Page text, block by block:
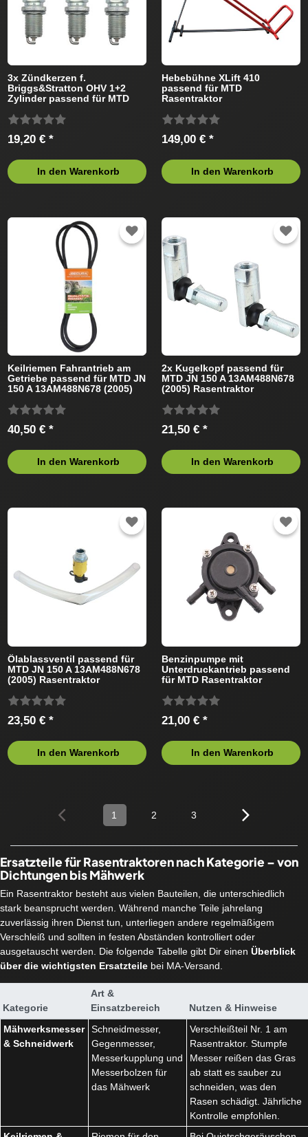
3x Zündkerzen f.
Briggs&Stratton OHV 1+2
Zylinder passend für MTD
19,20 € *
In den Warenkorb
Hebebühne XLift 410
passend für MTD
Rasentraktor
149,00 € *
In den Warenkorb
Keilriemen Fahrantrieb am
Getriebe passend für MTD JN
150 A 13AM488N678 (2005)
40,50 € *
In den Warenkorb
2x Kugelkopf passend für
MTD JN 150 A 13AM488N678
(2005) Rasentraktor
21,50 € *
In den Warenkorb
Ölablassventil passend für
MTD JN 150 A 13AM488N678
(2005) Rasentraktor
23,50 € *
In den Warenkorb
Benzinpumpe mit
Unterdruckantrieb passend
für MTD Rasentraktor
21,00 € *
In den Warenkorb
1 2 3
Ersatzteile für Rasentraktoren nach Kategorie – von
Dichtungen bis Mähwerk
Ein Rasentraktor besteht aus vielen Bauteilen, die unterschiedlich
stark beansprucht werden. Während manche Teile jahrelang
zuverlässig ihren Dienst tun, unterliegen andere regelmäßigem
Verschleiß und sollten in festen Abständen kontrolliert oder
ausgetauscht werden. Die folgende Tabelle gibt Dir einen Überblick
über die wichtigsten Ersatzteile bei MA-Versand.
Kategorie
Art &
Einsatzbereich
Nutzen & Hinweise
Mähwerksmesser
& Schneidwerk
Schneidmesser,
Gegenmesser,
Messerkupplung und
Messerbolzen für
das Mähwerk
Verschleißteil Nr. 1 am
Rasentraktor. Stumpfe
Messer reißen das Gras
ab statt es sauber zu
schneiden, was den
Rasen schädigt. Jährliche
Kontrolle empfohlen.